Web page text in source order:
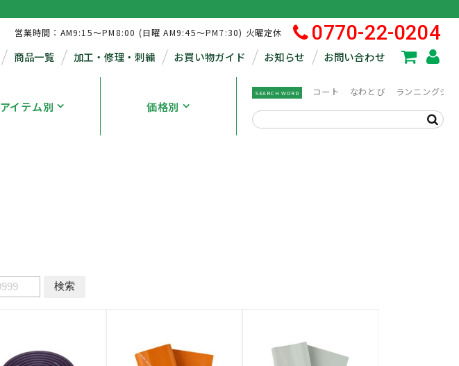
営業時間：AM9:15～PM8:00 (日曜 AM9:45～PM7:30) 火曜定休
0770-22-0204
商品一覧 加工・修理・刺繍 お買い物ガイド お知らせ お問い合わせ
アイテム別 価格別
SEARCH WORD コート なわとび ランニングシ